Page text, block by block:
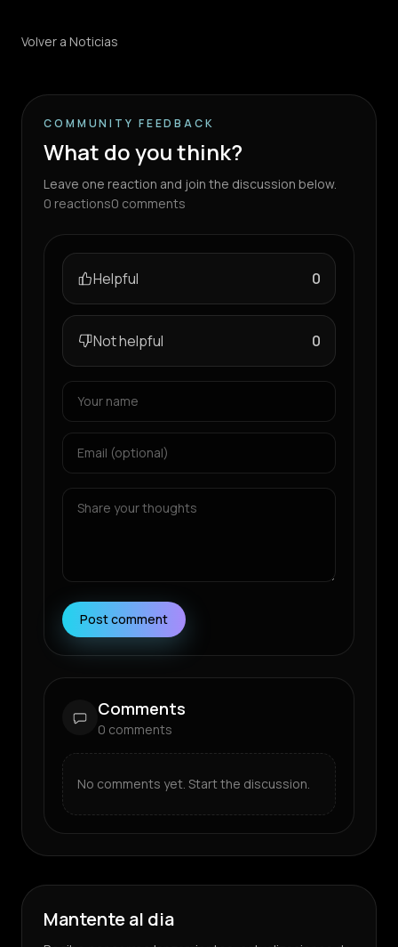
Volver a Noticias
COMMUNITY FEEDBACK
What do you think?
Leave one reaction and join the discussion below.
0 reactions0 comments
Helpful 0
Not helpful 0
Post comment
Comments
0 comments
No comments yet. Start the discussion.
Mantente al dia